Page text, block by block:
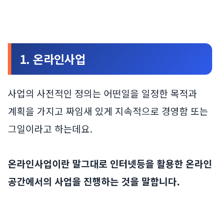
1. 온라인사업
사업의 사전적인 정의는 어떤일을 일정한 목적과
계획을 가지고 짜임새 있게 지속적으로 경영함 또는
그일이라고 하는데요.
온라인사업이란 말그대로 인터넷등을 활용한 온라인
공간에서의 사업을 진행하는 것을 말합니다.